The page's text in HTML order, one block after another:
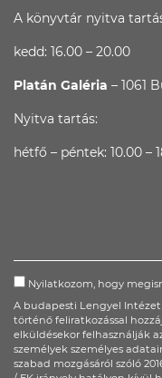
A könyvtár nyitva
kedd: 16.00 – 20.00
Platán Galéria – 1061
Nyitva tartás:
hétfő – péntek: 10.00 –
Nyilatkozom, hogy
A budapesti Lengyel Intézet
történő feliratkozással
elküldésekor felhasználják
személyek személyes
szabad mozgásáról szóló